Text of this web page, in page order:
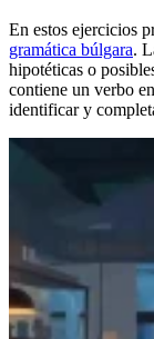
En estos ejercicios
gramática búlgara.
hipotéticas o
contiene un verbo
identificar y